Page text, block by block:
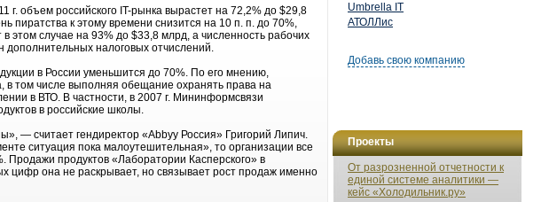
Umbrella IT
АТОЛЛис
Добавь свою компанию
Проекты
От разрозненной отчетности к
единой системе аналитики —
кейс «Холодильник.ру»
г. объем российского IT-рынка вырастет на 72,2% до $29,8
пиратства к этому времени снизится на 10 п. п. до 70%,
этом случае на 93% до $33,8 млрд, а численность рабочих
дополнительных налоговых отчислений.
в России уменьшится до 70%. По его мнению,
в том числе выполняя обещание охранять права на
в ВТО. В частности, в 2007 г. Мининформсвязи
в российские школы.
— считает гендиректор «Abbyy Россия» Григорий Липич.
ситуация пока малоутешительная», то организации все
Продажи продуктов «Лаборатории Касперского» в
цифр она не раскрывает, но связывает рост продаж именно